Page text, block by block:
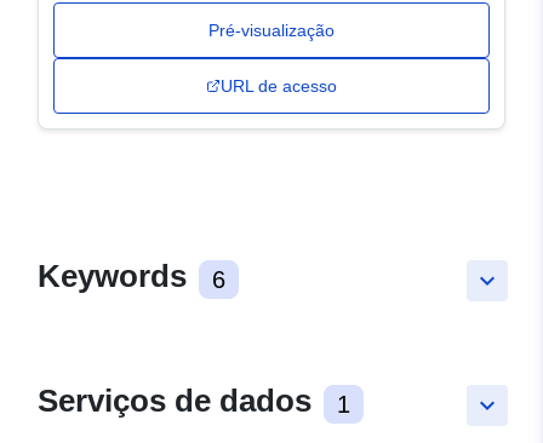
Pré-visualização
URL de acesso
keyboard_arrow_down
Keywords 6
keyboard_arrow_down
Serviços de dados 1